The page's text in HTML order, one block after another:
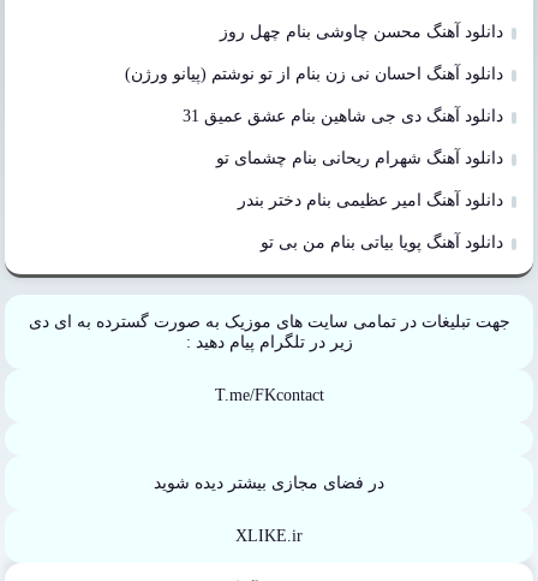
دانلود آهنگ محسن چاوشی بنام چهل روز
دانلود آهنگ احسان نی زن بنام از تو نوشتم (پیانو ورژن)
دانلود آهنگ دی جی شاهین بنام عشق عمیق 31
دانلود آهنگ شهرام ریحانی بنام چشمای تو
دانلود آهنگ امیر عظیمی بنام دختر بندر
دانلود آهنگ پویا بیاتی بنام من بی تو
جهت تبلیغات در تمامی سایت های موزیک به صورت گسترده به ای دی
زیر در تلگرام پیام دهید :
T.me/FKcontact
در فضای مجازی بیشتر دیده شوید
XLIKE.ir